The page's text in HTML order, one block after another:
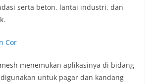
serta beton, lantai industri, dan
Cor
menemukan aplikasinya di bidang
untuk pagar dan kandang